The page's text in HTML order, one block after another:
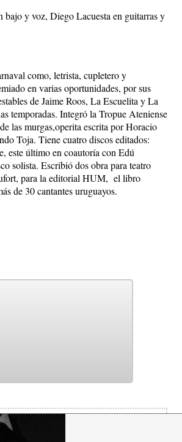
y voz, Diego Lacuesta en guitarras y
como, letrista, cupletero y
en varias oportunidades, por sus
de Jaime Roos, La Escuelita y La
temporadas. Integró la Tropue Ateniense
las murgas,operita escrita por Horacio
Toja. Tiene cuatro discos editados:
este último en coautoría con Edú
solista. Escribió dos obra para teatro
para la editorial HUM, el libro
de 30 cantantes uruguayos.